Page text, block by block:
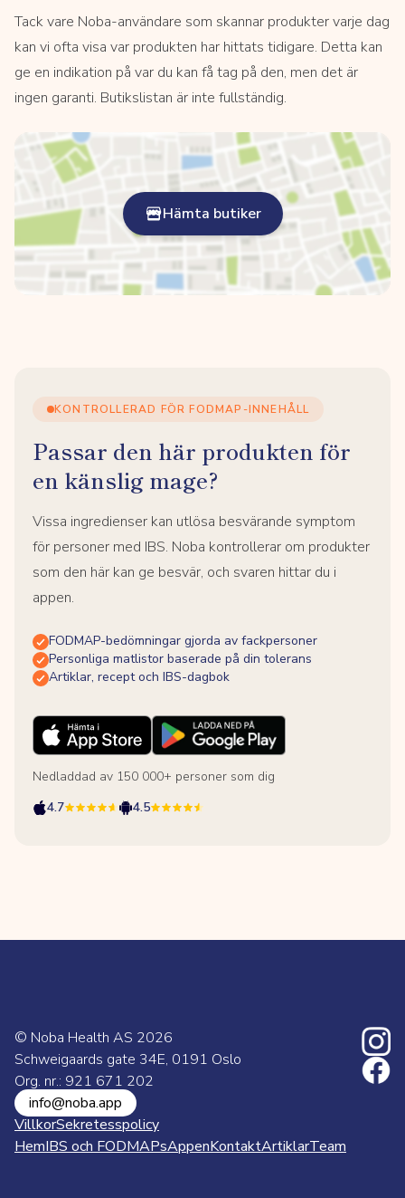
Tack vare Noba-användare som skannar produkter varje dag
kan vi ofta visa var produkten har hittats tidigare. Detta kan
ge en indikation på var du kan få tag på den, men det är
ingen garanti. Butikslistan är inte fullständig.
Hämta butiker
KONTROLLERAD FÖR FODMAP-INNEHÅLL
Passar den här produkten för
en känslig mage?
Vissa ingredienser kan utlösa besvärande symptom
för personer med IBS. Noba kontrollerar om produkter
som den här kan ge besvär, och svaren hittar du i
appen.
FODMAP-bedömningar gjorda av fackpersoner
Personliga matlistor baserade på din tolerans
Artiklar, recept och IBS-dagbok
Nedladdad av 150 000+ personer som dig
4.7
4.5
© Noba Health AS 2026
Schweigaards gate 34E, 0191 Oslo
Org. nr.: 921 671 202
info@noba.app
VillkorSekretesspolicy
HemIBS och FODMAPsAppenKontaktArtiklarTeam